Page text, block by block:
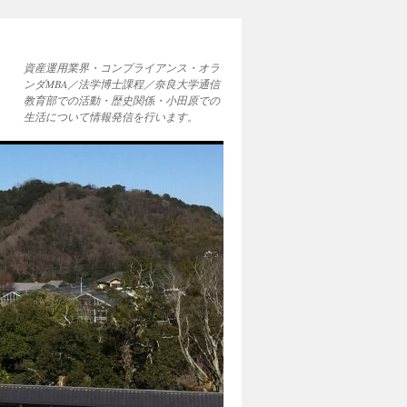
資産運用業界・コンプライアンス・オラ
ンダMBA／法学博士課程／奈良大学通信
教育部での活動・歴史関係・小田原での
生活について情報発信を行います。